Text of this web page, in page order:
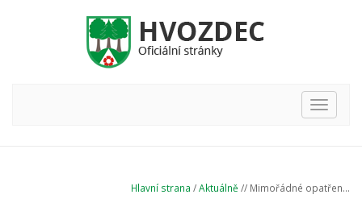
Hlavní
nabídka
Hlavní strana /Aktuálně // Mimořádné opatřen...